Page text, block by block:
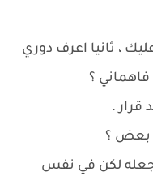
، ثانيا اعرف دوري
؟
قرار .
بعض ؟
لكن في نفس